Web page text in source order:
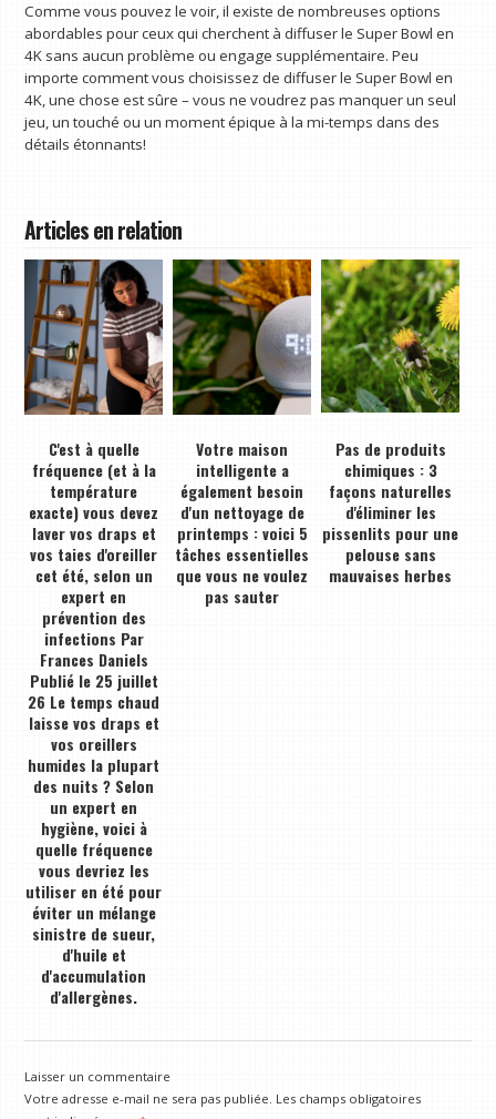
Comme vous pouvez le voir, il existe de nombreuses options
abordables pour ceux qui cherchent à diffuser le Super Bowl en
4K sans aucun problème ou engage supplémentaire. Peu
importe comment vous choisissez de diffuser le Super Bowl en
4K, une chose est sûre – vous ne voudrez pas manquer un seul
jeu, un touché ou un moment épique à la mi-temps dans des
détails étonnants!
Articles en relation
C'est à quelle
fréquence (et à la
température
exacte) vous devez
laver vos draps et
vos taies d'oreiller
cet été, selon un
expert en
prévention des
infections Par
Frances Daniels
Publié le 25 juillet
26 Le temps chaud
laisse vos draps et
vos oreillers
humides la plupart
des nuits ? Selon
un expert en
hygiène, voici à
quelle fréquence
vous devriez les
utiliser en été pour
éviter un mélange
sinistre de sueur,
d'huile et
d'accumulation
d'allergènes.
Votre maison
intelligente a
également besoin
d'un nettoyage de
printemps : voici 5
tâches essentielles
que vous ne voulez
pas sauter
Pas de produits
chimiques : 3
façons naturelles
d'éliminer les
pissenlits pour une
pelouse sans
mauvaises herbes
Laisser un commentaire
Votre adresse e-mail ne sera pas publiée. Les champs obligatoires